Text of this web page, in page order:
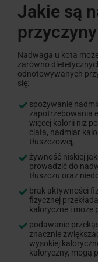
Jakie są
Nadwaga u kota
zarówno
odnotowywanych
się:
spożywanie
zapotrzebowania
więcej kalorii niż
ciała, nadmiar
tłuszczowej,
żywność niskiej
prowadzić do
tłuszczu oraz
brak aktywności
fizycznej
kaloryczne i może
podawanie
znacznie
wysokiej
kaloryczny, mogą